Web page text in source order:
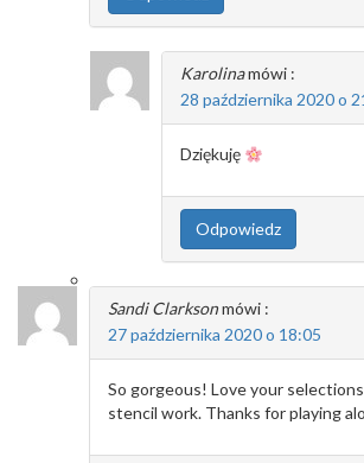
Karolinamówi :
28 października 2020 o
Dziękuję
Odpowiedz
Sandi Clarksonmówi :
27 października 2020 o 18:05
So gorgeous! Love your
stencil work. Thanks for playing